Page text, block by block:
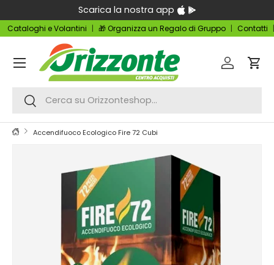
Passa ai contenuti
Scarica la nostra app
Cataloghi e Volantini 🎁 Organizza un Regalo di Gruppo Contatti
Cerca
Cerca
Accedi
Menu
Accendifuoco Ecologico Fire 72 Cubi